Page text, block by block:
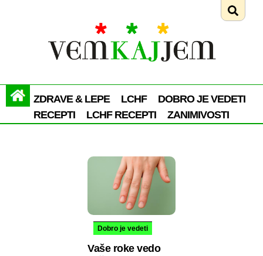
ZDRAVE & LEPE LCHF
DOBRO JE VEDETI
RECEPTI
LCHF RECEPTI ZANIMIVOSTI
Dobro je vedeti
Vaše roke vedo